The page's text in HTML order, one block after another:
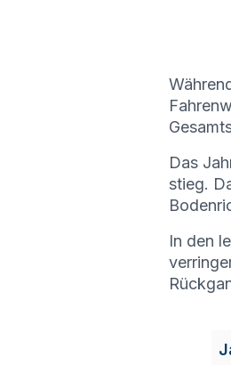
Das
stieg.
In den